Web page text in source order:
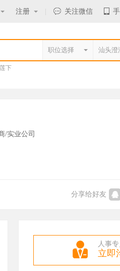
注册 关注微信
莲下
/实业公司
分享给好友
人事
立即